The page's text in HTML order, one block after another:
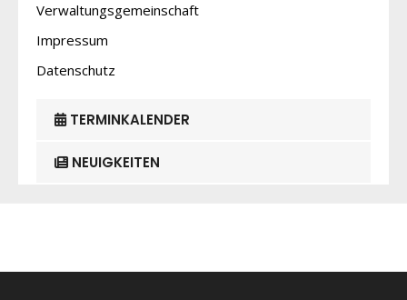
Verwaltungsgemeinschaft
Impressum
Datenschutz
TERMINKALENDER
NEUIGKEITEN